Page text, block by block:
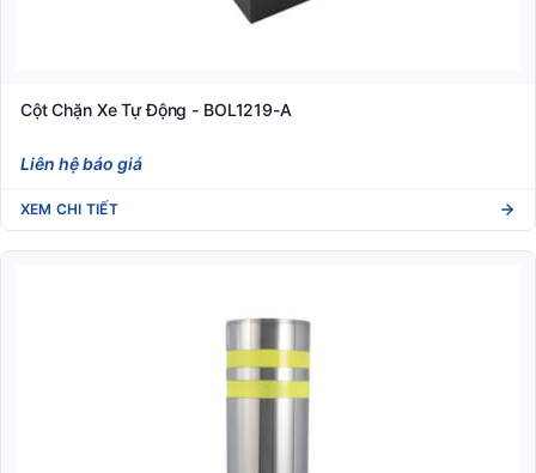
Cột Chặn Xe Tự Động - BOL1219-A
Liên hệ báo giá
XEM CHI TIẾT